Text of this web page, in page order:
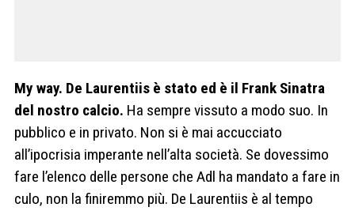
My way. De Laurentiis è stato ed è il Frank Sinatra
del nostro calcio. Ha sempre vissuto a modo suo. In
pubblico e in privato. Non si è mai accucciato
all’ipocrisia imperante nell’alta società. Se dovessimo
fare l’elenco delle persone che Adl ha mandato a fare in
culo, non la finiremmo più. De Laurentiis è al tempo